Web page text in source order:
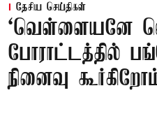
தேசிய செய்திகள்
‘வெள்ளையனே
போராட்டத்தில்
நினைவு